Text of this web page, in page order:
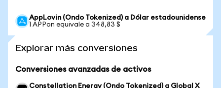
AppLovin (Ondo Tokenized) a Dólar estadounidense
1 APPon equivale a 348,83 $
Explorar más conversiones
Conversiones avanzadas de activos
Constellation Energy (Ondo Tokenized) a Global X